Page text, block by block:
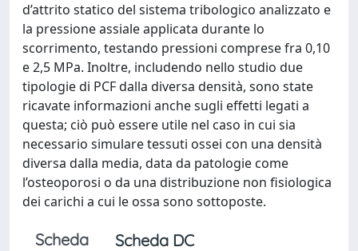
d’attrito statico del sistema tribologico analizzato e
la pressione assiale applicata durante lo
scorrimento, testando pressioni comprese fra 0,10
e 2,5 MPa. Inoltre, includendo nello studio due
tipologie di PCF dalla diversa densità, sono state
ricavate informazioni anche sugli effetti legati a
questa; ciò può essere utile nel caso in cui sia
necessario simulare tessuti ossei con una densità
diversa dalla media, data da patologie come
l’osteoporosi o da una distribuzione non fisiologica
dei carichi a cui le ossa sono sottoposte.
Scheda Scheda DC